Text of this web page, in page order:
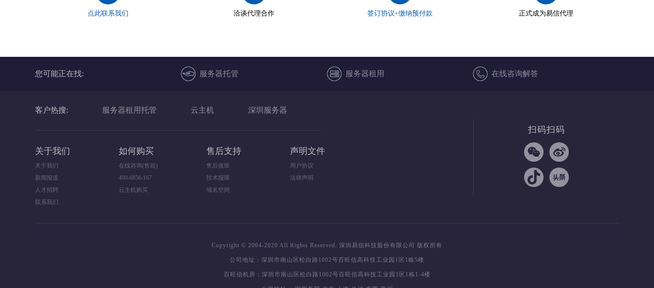
点此联系我们 洽谈代理合作 签订协议+缴纳预付款 正式成为易信代理
您可能正在找: 服务器托管 服务器租用 在线咨询解答
客户热搜: 服务器租用托管 云主机 深圳服务器
关于我们
关于我们
新闻报道
人才招聘
联系我们
如何购买
在线咨询(售前)
400-6856-167
云主机购买
售后支持
售后值班
技术报障
域名空间
声明文件
用户协议
法律声明
扫码扫码
Copyright © 2004-2020 All Rights Reserved. 深圳易信科技股份有限公司 版权所有
公司地址：深圳市南山区松白路1002号百旺信高科技工业园1区1栋5楼
百旺信机房：深圳市南山区松白路1002号百旺信高科技工业园1区1栋1-4楼